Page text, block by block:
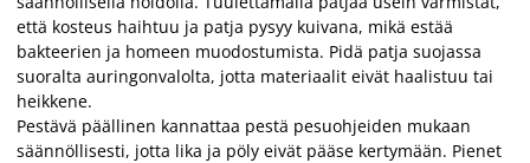
että kosteus haihtuu ja patja pysyy kuivana, mikä estää
bakteerien ja homeen muodostumista. Pidä patja suojassa
suoralta auringonvalolta, jotta materiaalit eivät haalistuu tai
heikkene.
Pestävä päällinen kannattaa pestä pesuohjeiden mukaan
säännöllisesti, jotta lika ja pöly eivät pääse kertymään. Pienet